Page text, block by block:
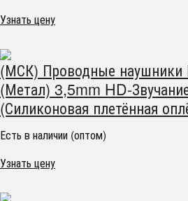
Узнать цену
(МСК) Проводные
(Метал) 3,5mm HD-
(Силиконовая плетённая
Есть в наличии (оптом)
Узнать цену